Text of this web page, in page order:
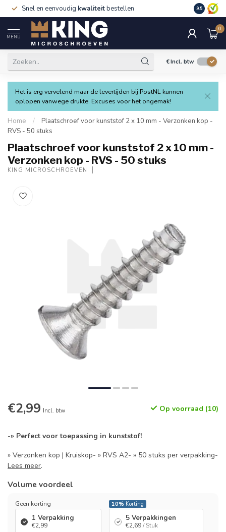
Snel en eenvoudig kwaliteitbestellen 9.5
MENU
0
€Incl. btw
Het is erg vervelend maar de levertijden bij PostNL kunnen
oplopen vanwege drukte. Excuses voor het ongemak!
Home /
Plaatschroef voor kunststof 2 x 10 mm - Verzonken kop -
RVS - 50 stuks
Plaatschroef voor kunststof 2 x 10 mm -
Verzonken kop - RVS - 50 stuks
KING MICROSCHROEVEN
€2,99 Incl. btw Op voorraad (10)
-» Perfect voor toepassing in kunststof!
» Verzonken kop | Kruiskop- » RVS A2- » 50 stuks per verpakking-
Lees meer.
Volume voordeel
Geen korting
1 Verpakking
€2,99
10% Korting
5 Verpakkingen
€2,69/ Stuk